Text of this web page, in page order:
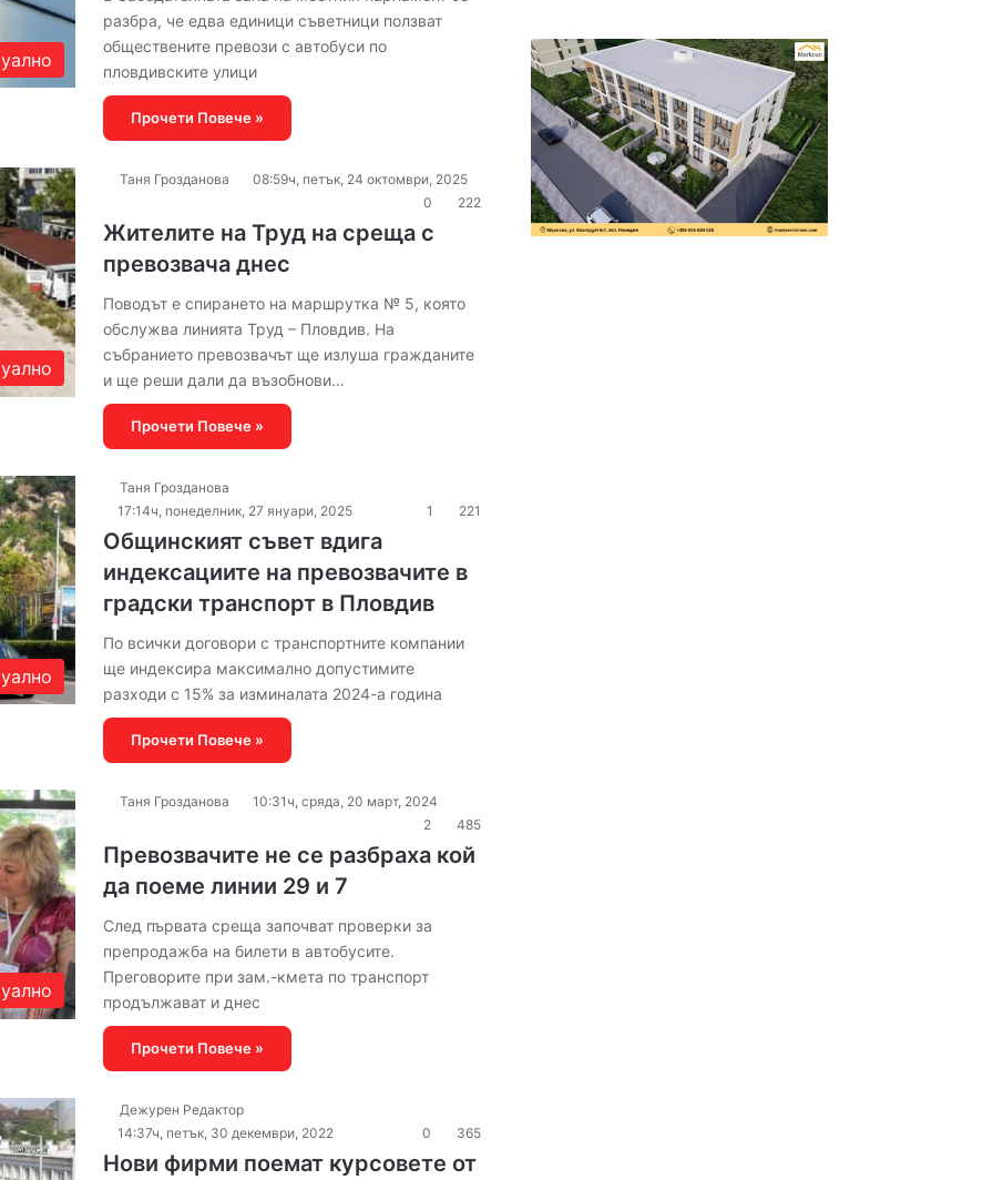
разбра, че едва единици съветници ползват
обществените превози с автобуси по
пловдивските улици
Прочети Повече »
Таня Грозданова
08:59ч, петък, 24 октомври, 2025
0
222
Жителите на Труд на среща с
превозвача днес
Поводът е спирането на маршрутка № 5, която
обслужва линията Труд – Пловдив. На
събранието превозвачът ще излуша гражданите
и ще реши дали да възобнови…
Прочети Повече »
Таня Грозданова
17:14ч, понеделник, 27 януари, 2025
1 221
Общинският съвет вдига
индексациите на превозвачите в
градски транспорт в Пловдив
По всички договори с транспортните компании
ще индексира максимално допустимите
разходи с 15% за изминалата 2024-а година
Прочети Повече »
Таня Грозданова
10:31ч, сряда, 20 март, 2024
2
485
Превозвачите не се разбраха кой
да поеме линии 29 и 7
След първата среща започват проверки за
препродажба на билети в автобусите.
Преговорите при зам.-кмета по транспорт
продължават и днес
Прочети Повече »
Дежурен Редактор
14:37ч, петък, 30 декември, 2022
0 365
Нови фирми поемат курсовете от